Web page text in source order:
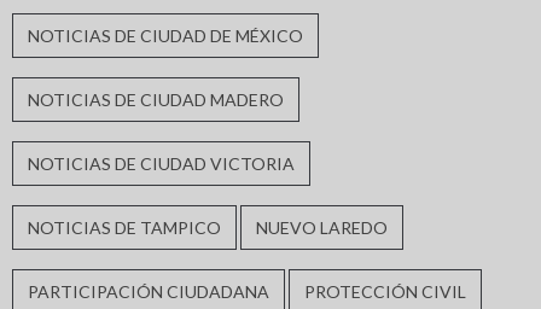
NOTICIAS DE CIUDAD DE MÉXICO
NOTICIAS DE CIUDAD MADERO
NOTICIAS DE CIUDAD VICTORIA
NOTICIAS DE TAMPICO NUEVO LAREDO
PARTICIPACIÓN CIUDADANA PROTECCIÓN CIVIL